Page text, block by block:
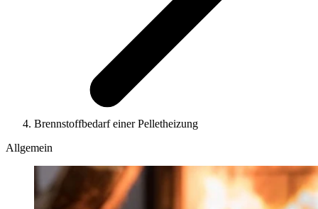
Brennstoffbedarf einer Pelletheizung
Allgemein